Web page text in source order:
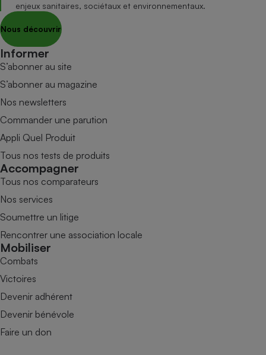
enjeux sanitaires, sociétaux et environnementaux.
Nous découvrir
Informer
S’abonner au site
S’abonner au magazine
Nos newsletters
Commander une parution
Appli Quel Produit
Tous nos tests de produits
Accompagner
Tous nos comparateurs
Nos services
Soumettre un litige
Rencontrer une association locale
Mobiliser
Combats
Victoires
Devenir adhérent
Devenir bénévole
Faire un don